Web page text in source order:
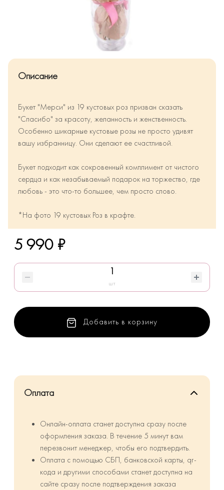
Описание
Букет "Мерси" из 19 кустовых роз призван сказать
"Спасибо" за красоту, желанность и женственность.
Особенно шикарные кустовые розы не просто удивят
вашу избранницу. Они сделают ее счастливой.
Букет подходит как сокровенный комплимент от чистого
сердца и как незабываемый подарок на торжество, где
любовь - это что-то большее, чем просто слово.
*На фото 19 кустовых Роз в крафте.
5 990 ₽
шт
Добавить в корзину
Оплата
Онлайн-оплата станет доступна сразу после
оформления заказа. В течение 5 минут вам
перезвонит менеджер, чтобы его подтвердить.
Оплата с помощью СБП, банковской карты, qr-
кода и другими способами станет доступна на
сайте сразу после подтверждения заказа